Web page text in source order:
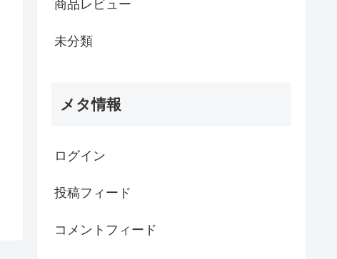
商品レビュー
未分類
メタ情報
ログイン
投稿フィード
コメントフィード